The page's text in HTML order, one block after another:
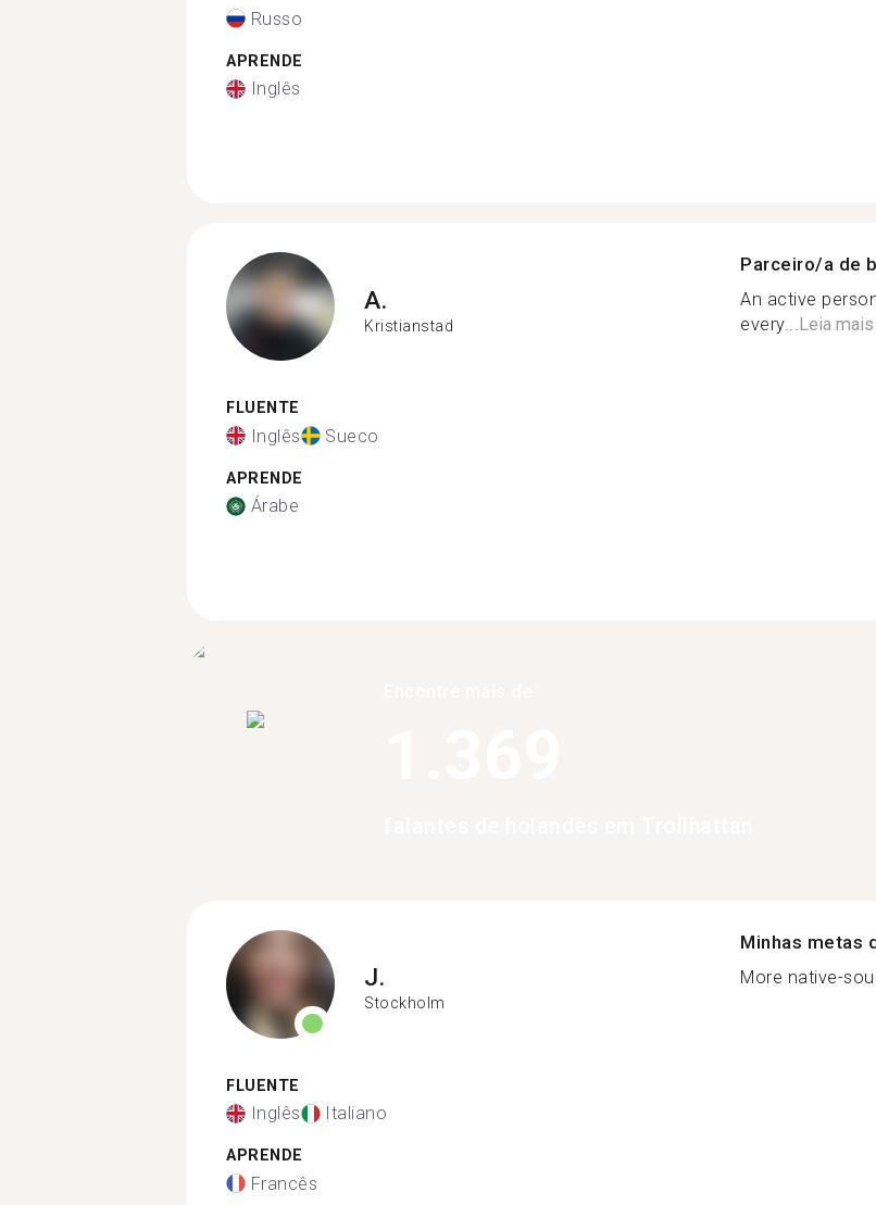
Russo
APRENDE
Inglês
A.
Kristianstad
FLUENTE
Inglês Sueco
APRENDE
Árabe
Parceiro/a de
An active
every...Leia mais
J.
Stockholm
FLUENTE
Inglês Italiano
APRENDE
Francês
Minhas metas
More native-